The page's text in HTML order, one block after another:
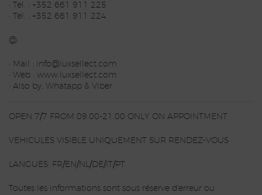
• Tel. : +352 661 911 225
• Tel. : +352 661 911 224
@:
• Mail : info@luxsellect.com
• Web : www.luxsellect.com
• Also by: Whatapp & Viber
OPEN 7/7 FROM 09.00-21.00 ONLY ON APPOINTMENT
VEHICULES VISIBLE UNIQUEMENT SUR RENDEZ-VOUS
LANGUES: FR/EN/NL/DE/IT/PT
Toutes les informations sont sous réserve d'erreur ou